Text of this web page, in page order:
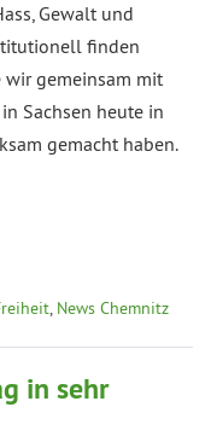
Gewalt und
finden
gemeinsam mit
Sachsen heute in
gemacht haben.
, News Chemnitz
in sehr